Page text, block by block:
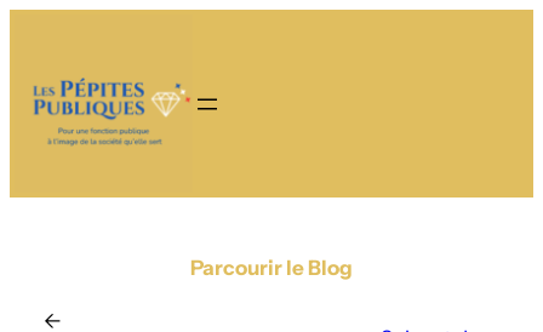
Parcourir le Blog
←